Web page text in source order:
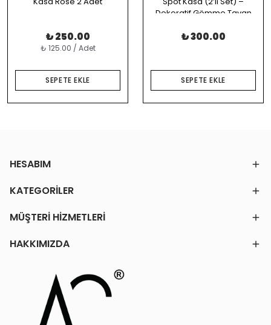
₺ 250.00
₺ 125.00 / Adet
SEPETE EKLE
Dekoratif Gömme Tavan
₺ 300.00
SEPETE EKLE
HESABIM
KATEGORİLER
MÜŞTERİ HİZMETLERİ
HAKKIMIZDA